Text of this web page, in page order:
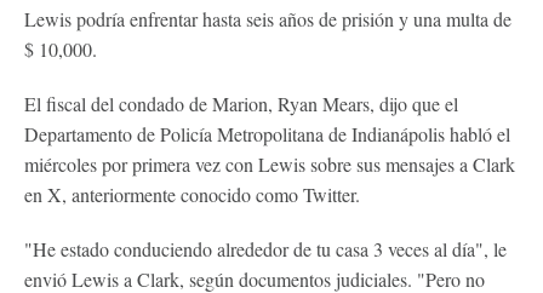
Lewis podría enfrentar hasta seis años de prisión y una multa de
$ 10,000.
El fiscal del condado de Marion, Ryan Mears, dijo que el
Departamento de Policía Metropolitana de Indianápolis habló el
miércoles por primera vez con Lewis sobre sus mensajes a Clark
en X, anteriormente conocido como Twitter.
"He estado conduciendo alrededor de tu casa 3 veces al día", le
envió Lewis a Clark, según documentos judiciales. "Pero no